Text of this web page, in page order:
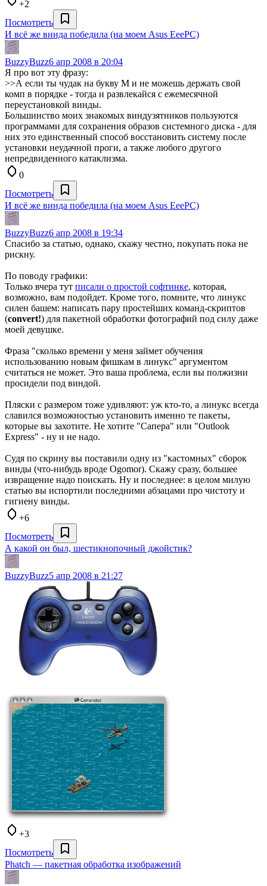
+2
Посмотреть
И всё же винда победила (на моем Asus EeePC)
BuzzyBuzz6 апр 2008 в 20:04
Я про вот эту фразу:
>>А если ты чудак на букву М и не можешь держать свой
комп в порядке - тогда и развлекайся с ежемесячной
переустановкой винды.
Большинство моих знакомых виндузятников пользуются
программами для сохранения образов системного диска - для
них это единственный способ восстановить систему после
установки неудачной проги, а также любого другого
непредвиденного катаклизма.
0
Посмотреть
И всё же винда победила (на моем Asus EeePC)
BuzzyBuzz6 апр 2008 в 19:34
Спасибо за статью, однако, скажу честно, покупать пока не
рискну.
По поводу графики:
Только вчера тут писали о простой софтинке, которая,
возможно, вам подойдет. Кроме того, помните, что линукс
силен башем: написать пару простейших команд-скриптов
(convert!) для пакетной обработки фотографий под силу даже
моей девушке.
Фраза "сколько времени у меня займет обучения
использованию новым фишкам в линукс" аргументом
считаться не может. Это ваша проблема, если вы полжизни
просидели под виндой.
Пляски с размером тоже удивляют: уж кто-то, а линукс всегда
славился возможностью установить именно те пакеты,
которые вы захотите. Не хотите "Сапера" или "Outlook
Express" - ну и не надо.
Судя по скрину вы поставили одну из "кастомных" сборок
винды (что-нибудь вроде Ogomor). Скажу сразу, большее
извращение надо поискать. Ну и последнее: в целом милую
статью вы испортили последними абзацами про чистоту и
гигиену винды.
+6
Посмотреть
А какой он был, шестикнопочный джойстик?
BuzzyBuzz5 апр 2008 в 21:27
+3
Посмотреть
Phatch — пакетная обработка изображений